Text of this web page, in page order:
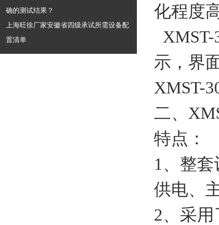
确的测试结果？
上海旺徐厂家安徽省四级承试所需设备配
置清单
化程度
示，界
XMST-
二、
特点：
1、整
供电、
2、采